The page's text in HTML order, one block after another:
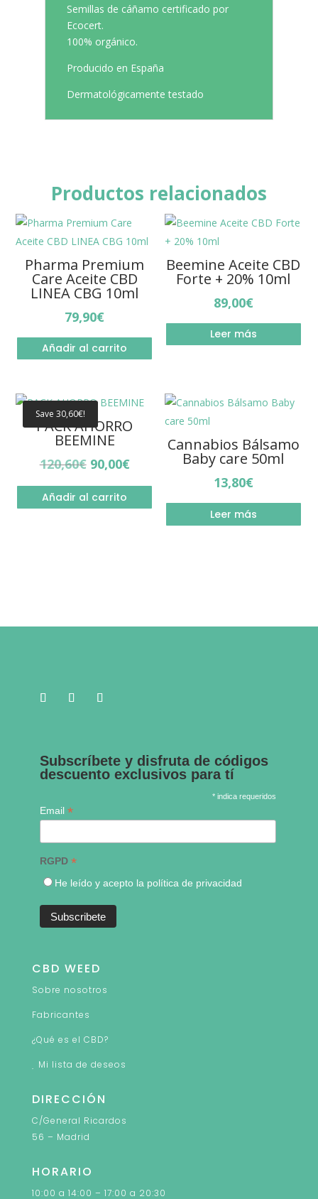
Semillas de cáñamo certificado por
Ecocert.
100% orgánico.
Producido en España
Dermatológicamente testado
Productos relacionados
Pharma Premium
Care Aceite CBD
LINEA CBG 10ml
79,90€
Añadir al carrito
Beemine Aceite CBD
Forte + 20% 10ml
89,00€
Leer más
Save30,60€!
PACK AHORRO
BEEMINE
120,60€ El
precio
original
90,00€El
precio
actual
Añadir al carrito
Cannabios Bálsamo
Baby care 50ml
13,80€
Leer más
Subscríbete y disfruta de códigos
descuento exclusivos para tí
* indica requeridos
Email *
RGPD *
He leído y acepto la política de privacidad
CBD WEED
Sobre nosotros
Fabricantes
¿Qué es el CBD?
Mi lista de deseos
DIRECCIÓN
C/General Ricardos
56 – Madrid
HORARIO
10:00 a 14:00 – 17:00 a 20:30